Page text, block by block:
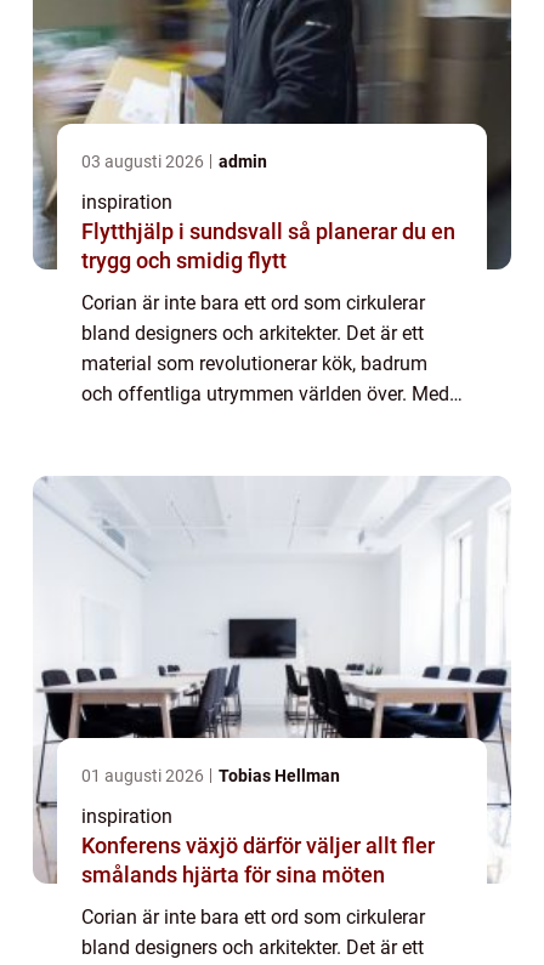
03 augusti 2026 admin
inspiration
Flytthjälp i sundsvall så planerar du en
trygg och smidig flytt
Corian är inte bara ett ord som cirkulerar
bland designers och arkitekter. Det är ett
material som revolutionerar kök, badrum
och offentliga utrymmen världen över. Med
01 augusti 2026 Tobias Hellman
inspiration
Konferens växjö därför väljer allt fler
smålands hjärta för sina möten
Corian är inte bara ett ord som cirkulerar
bland designers och arkitekter. Det är ett